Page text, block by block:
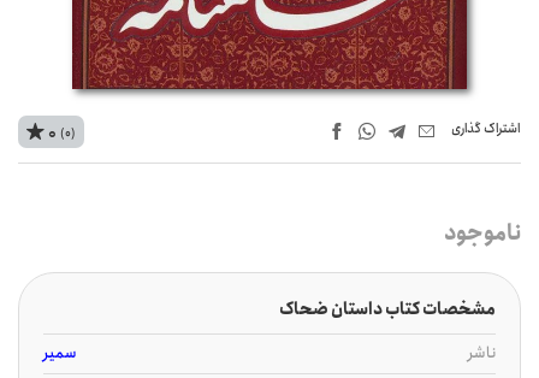
اشتراک‌ گذاری 0 (0)
ناموجود
مشخصات کتاب داستان ضحاک
ناشر
سمیر